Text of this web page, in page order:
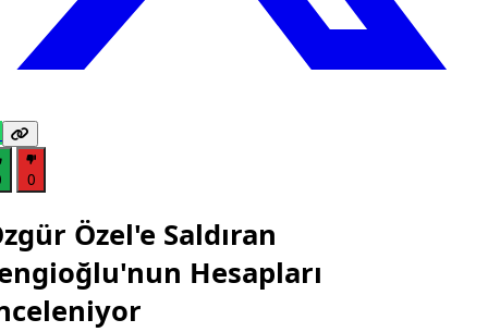
0
Özel'e Saldıran
Hesapları